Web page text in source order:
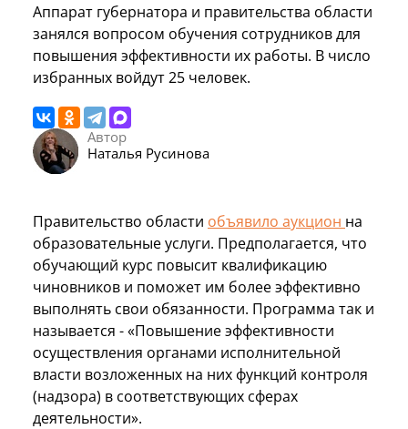
Аппарат губернатора и правительства области
занялся вопросом обучения сотрудников для
повышения эффективности их работы. В число
избранных войдут 25 человек.
Автор
Наталья Русинова
Правительство области объявило аукцион на
образовательные услуги. Предполагается, что
обучающий курс повысит квалификацию
чиновников и поможет им более эффективно
выполнять свои обязанности. Программа так и
называется - «Повышение эффективности
осуществления органами исполнительной
власти возложенных на них функций контроля
(надзора) в соответствующих сферах
деятельности».